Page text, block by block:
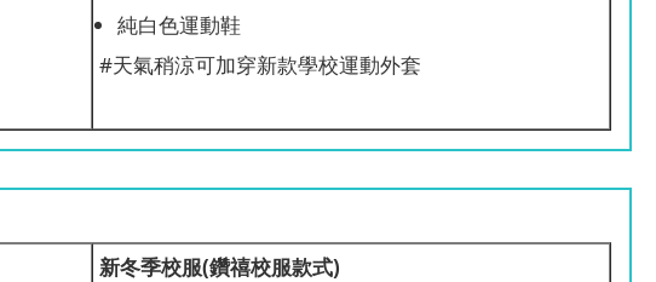
純白色運動鞋
#天氣稍涼可加穿新款學校運動外套
新冬季校服(鑽禧校服款式)